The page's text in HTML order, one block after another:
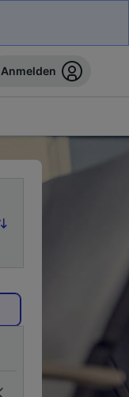
Anmelden